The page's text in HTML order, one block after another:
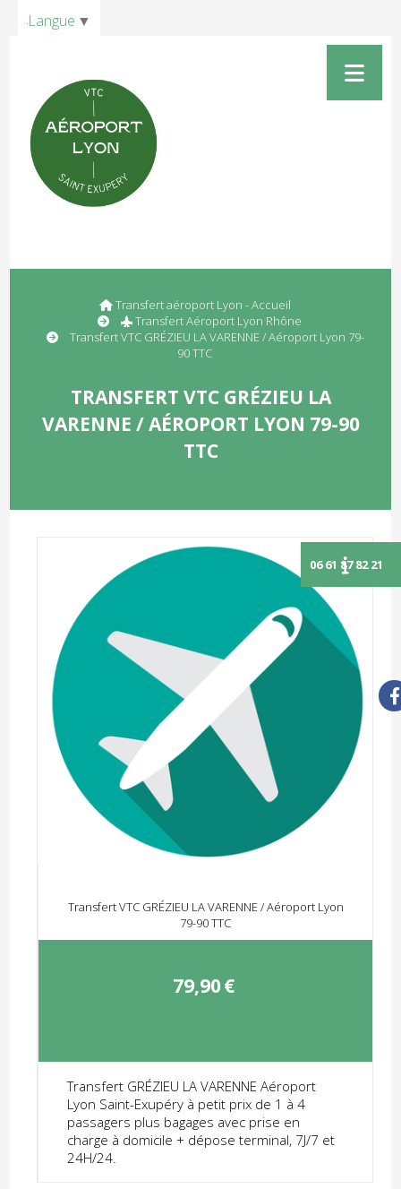
Transfert aéroport Lyon - Accueil
Transfert Aéroport Lyon Rhône
Transfert VTC GRÉZIEU LA VARENNE / Aéroport Lyon 79-
90 TTC
TRANSFERT VTC GRÉZIEU LA
VARENNE / AÉROPORT LYON 79-90
TTC
Transfert VTC GRÉZIEU LA VARENNE / Aéroport Lyon
79-90 TTC
79,90€
Transfert GRÉZIEU LA VARENNE Aéroport
Lyon Saint-Exupéry à petit prix de 1 à 4
passagers plus bagages avec prise en
charge à domicile + dépose terminal, 7J/7 et
24H/24.
Langue ▼